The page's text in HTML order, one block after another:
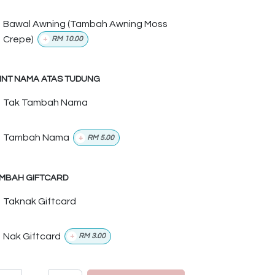
Bawal Awning (Tambah Awning Moss
Crepe)
+ RM 10.00
NAMA ATAS TUDUNG
Tak Tambah Nama
Tambah Nama + RM 5.00
GIFTCARD
Taknak Giftcard
Nak Giftcard + RM 3.00